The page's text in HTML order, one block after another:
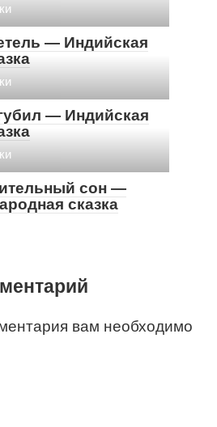
— Индийская
— Индийская
сон —
сказка
вам необходимо